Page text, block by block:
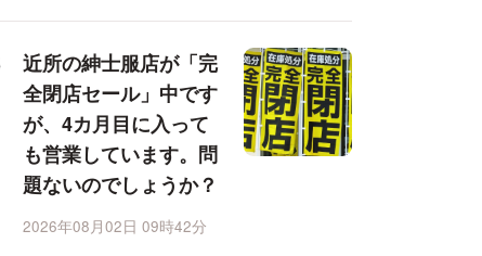
近所の紳士服店が「完
全閉店セール」中です
が、4カ月目に入って
も営業しています。問
題ないのでしょうか？
2026年08月02日 09時42分